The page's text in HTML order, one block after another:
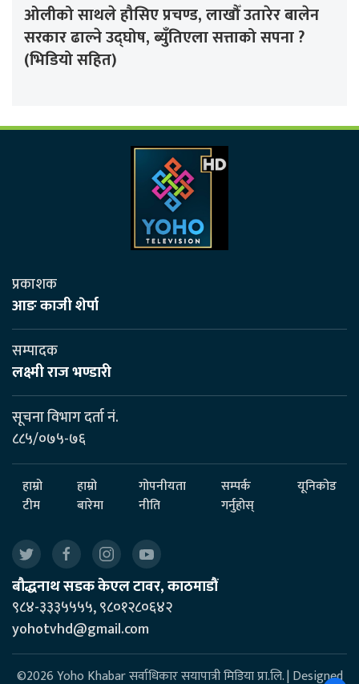
ओलीको साथले हौसिए प्रचण्ड, लाखौँ उतारेर बालेन
सरकार ढाल्ने उद्घोष, ब्युँतिएला सत्ताको सपना ?
(भिडियो सहित)
प्रकाशक
आङ काजी शेर्पा
सम्पादक
लक्ष्मी राज भण्डारी
सूचना विभाग दर्ता नं.
८८५/०७५-७६
हाम्रो
टीम
हाम्रो
बारेमा
गोपनीयता
नीति
सम्पर्क
गर्नुहोस्
यूनिकोड
बौद्धनाथ सडक केएल टावर, काठमाडौं
९८४-३३३५५५५, ९८०१२८०६४२
yohotvhd@gmail.com
©2026 Yoho Khabar सर्वाधिकार सयापात्री मिडिया प्रा.लि. | Designed